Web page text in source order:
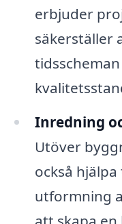
erbjuder
säkerställer
Inredning
Utöver
också
utformning